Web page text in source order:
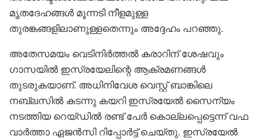
മൃതദേഹങ്ങൾ മൂന്നടി നീളമുള്ള
തുരങ്കങ്ങളിലാണുള്ളതെന്നും അദ്ദേഹം പറഞ്ഞു.
അതേസമയം വെടിനിർത്തൽ കരാറിന് ശേഷവും
ഗാസയിൽ ഇസ്രയേലിന്റെ ആക്രമണങ്ങൾ
തുടരുകയാണ്. അധിനിവേശ വെസ്റ്റ് ബാങ്കിലെ
നബ്‌ലസിൽ കടന്നു കയറി ഇസ്രയേൽ സൈന്യം
നടത്തിയ റെയ്ഡിൽ രണ്ട് പേർ കൊല്ലപ്പെട്ടെന്ന് വഫ
വാർത്താ ഏജൻസി റിപ്പോർട്ട് ചെയ്തു. ഇസ്രയേൽ